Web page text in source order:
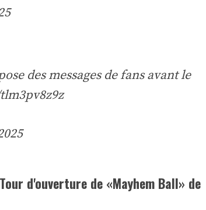
des messages de fans avant le
d'ouverture de «Mayhem Ball» de